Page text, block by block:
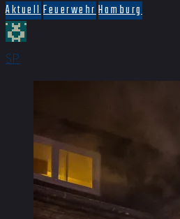
AktuellFeuerwehrHamburg
SP